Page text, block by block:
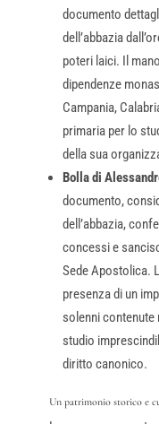
documento
dell’abbazia
poteri laici. Il
dipendenze
Campania,
primaria per lo
della sua
Bolla di
documento,
dell’abbazia,
concessi e
Sede Apostolica.
presenza di un
solenni contenute
studio
diritto canonico.
Un patrimonio storico e